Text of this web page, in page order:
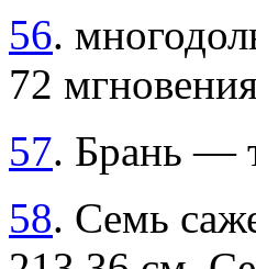
56.
72
57. Брань —
58. Семь